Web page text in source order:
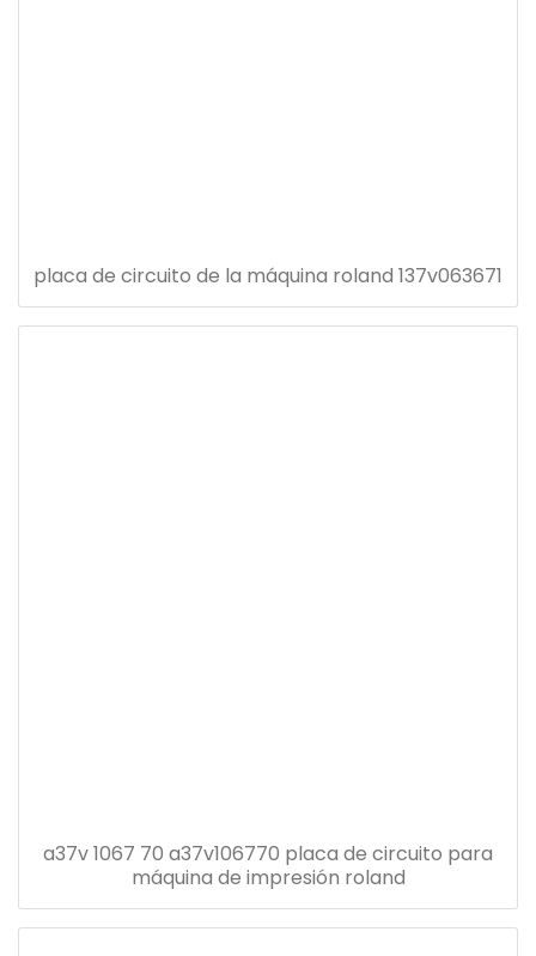
placa de circuito de la máquina roland 137v063671
a37v 1067 70 a37v106770 placa de circuito para
máquina de impresión roland